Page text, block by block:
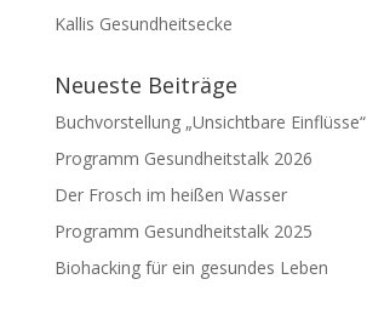
Kallis Gesundheitsecke
Neueste Beiträge
Buchvorstellung „Unsichtbare Einflüsse“
Programm Gesundheitstalk 2026
Der Frosch im heißen Wasser
Programm Gesundheitstalk 2025
Biohacking für ein gesundes Leben